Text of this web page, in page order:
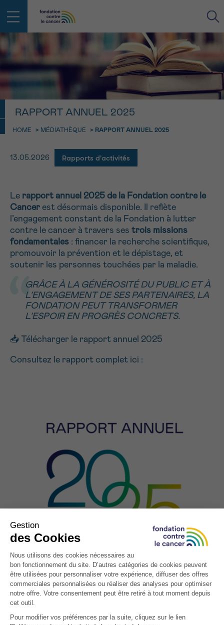
RAPPORT ANNUEL 2025
HOME > MÉDIATHÈQUE > RAPPORT ANNUEL 2025
13.05.2026 Rapports d'activités
Le rapport annuel 2025 de la Fondation contre le
Cancer est désormais disponible. Il reflète
l’engagement constant de la Fondation à lutter
contre le cancer à travers ses trois missions
fondamentales : financer la recherche scientifique,
promouvoir la prévention et le dépistage, et
soutenir les personnes touchées par la maladie.
GRÂCE À LA GÉNÉROSITÉ DU PUBLIC ET À
L’ENGAGEMENT DE SES PARTENAIRES, LA
FONDATION PEUT TRANSFORMER
L’ESPOIR EN PROGRÈS CONCRETS.
📥 Télécharger le rapport annuel 2025
Consultez le rapport complet ici :
NOM
PAS SEUL
Contactez-nous
0800 15 801 lu-ve 9h à 18h
Via le formulaire de contact
Je souhaite être rappelé.e
En savoir plus sur Cancerinfo
RETOUR
NOM
PRÉNOM
J’accepte lesconditions d’utilisations
*CHAMP OBLIGATOIRE
Envoyer
Rendez-vous Question Coordonnées Confirmation
CHOISISSEZ L’HEURE DU RENDEZ-VOUS
11h-13h
13h-16h
16h-18h